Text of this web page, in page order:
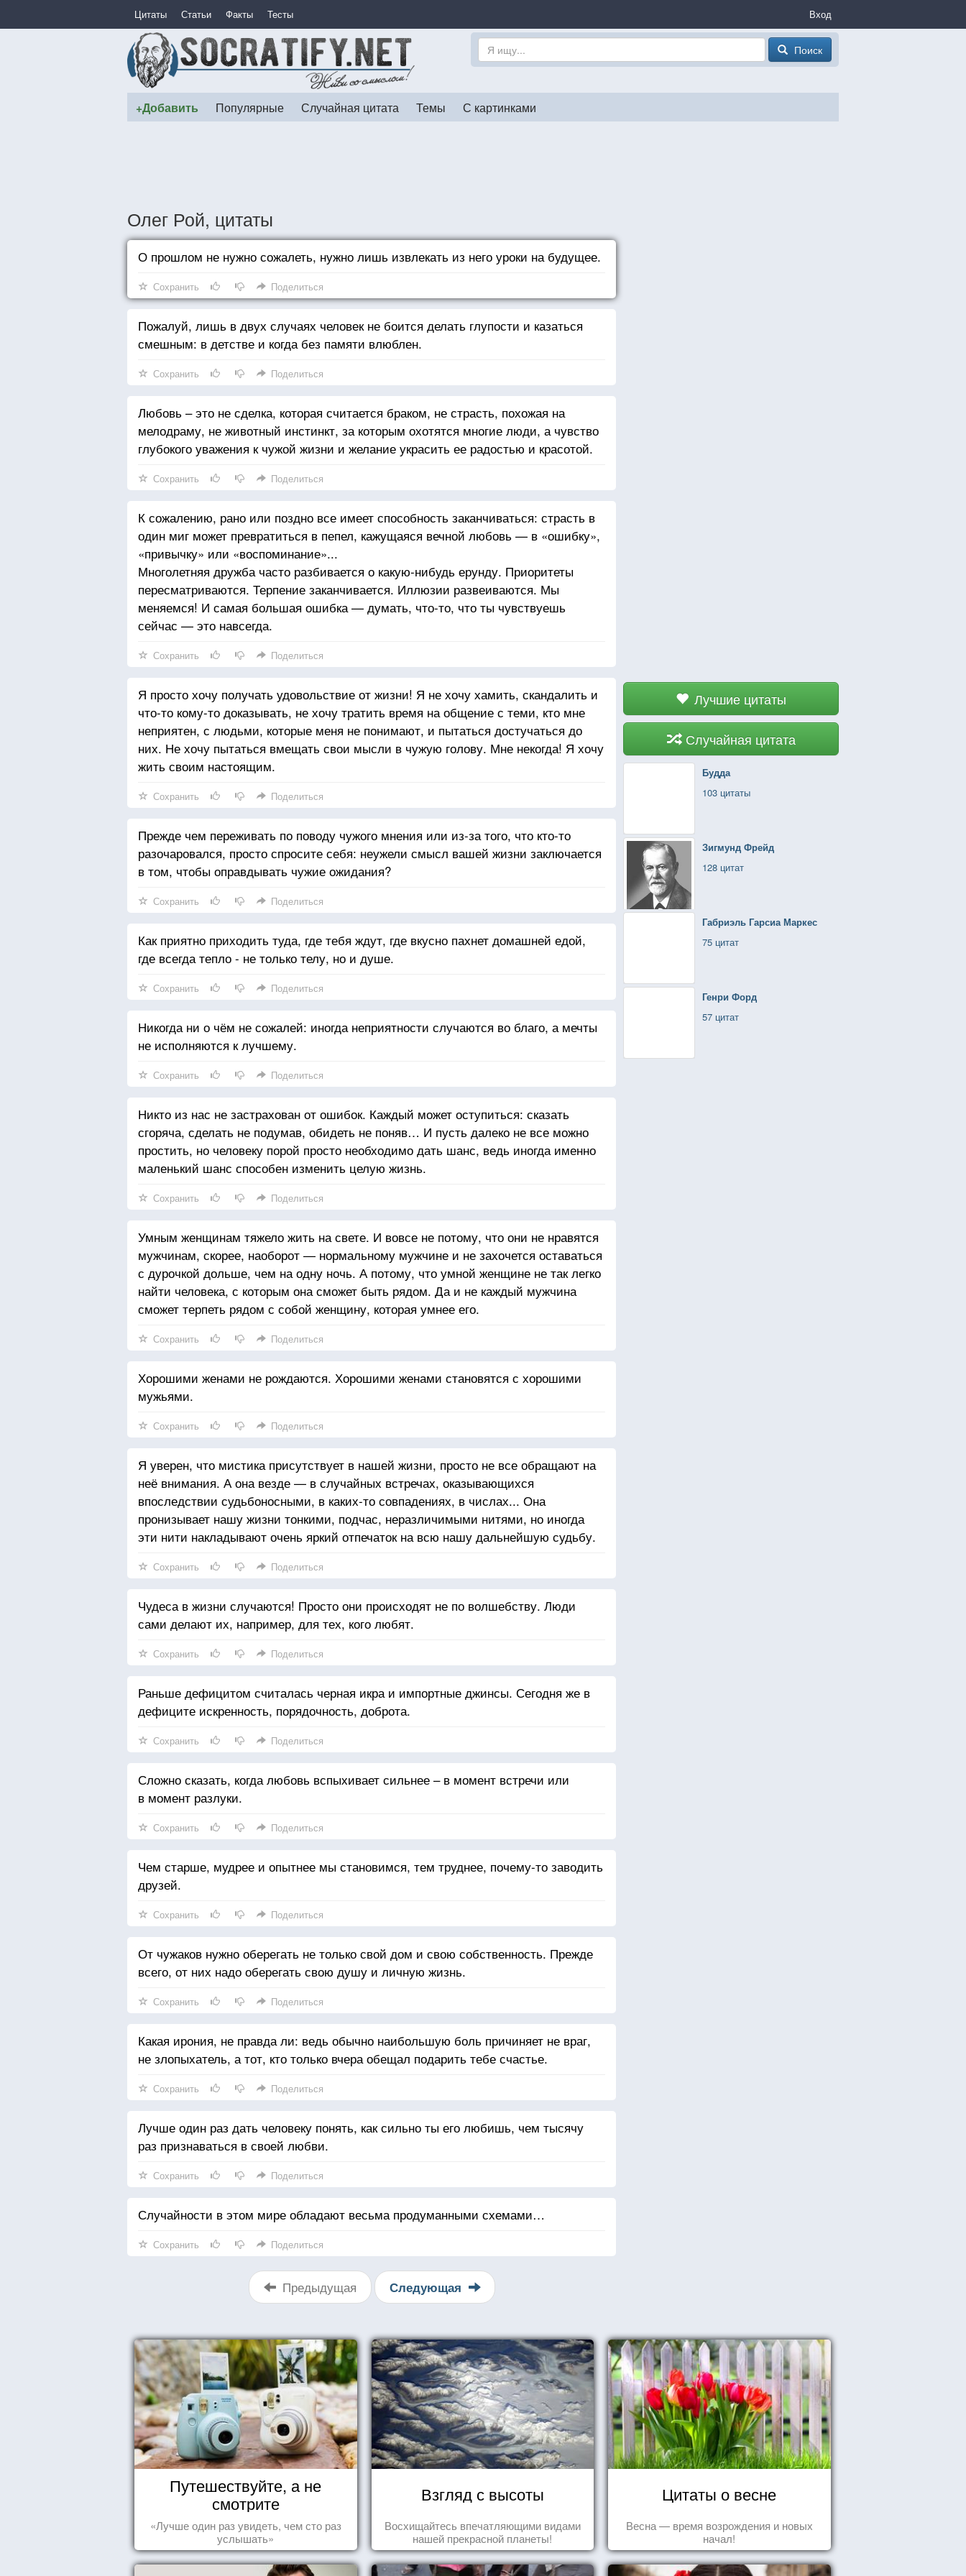
Цитаты Статьи Факты Тесты Вход
Поиск
+Добавить Популярные Случайная цитата Темы С картинками
Олег Рой, цитаты
Лучшие цитаты
Случайная цитата
Будда
103 цитаты
Зигмунд Фрейд
128 цитат
Габриэль Гарсиа Маркес
75 цитат
Генри Форд
57 цитат
О прошлом не нужно сожалеть, нужно лишь извлекать из него уроки на будущее.
Сохранить Поделиться
Пожалуй, лишь в двух случаях человек не боится делать глупости и казаться
смешным: в детстве и когда без памяти влюблен.
Сохранить Поделиться
Любовь – это не сделка, которая считается браком, не страсть, похожая на
мелодраму, не животный инстинкт, за которым охотятся многие люди, а чувство
глубокого уважения к чужой жизни и желание украсить ее радостью и красотой.
Сохранить Поделиться
К сожалению, рано или поздно все имеет способность заканчиваться: страсть в
один миг может превратиться в пепел, кажущаяся вечной любовь — в «ошибку»,
«привычку» или «воспоминание»...
Многолетняя дружба часто разбивается о какую-нибудь ерунду. Приоритеты
пересматриваются. Терпение заканчивается. Иллюзии развеиваются. Мы
меняемся! И самая большая ошибка — думать, что-то, что ты чувствуешь
сейчас — это навсегда.
Сохранить Поделиться
Я просто хочу получать удовольствие от жизни! Я не хочу хамить, скандалить и
что-то кому-то доказывать, не хочу тратить время на общение с теми, кто мне
неприятен, с людьми, которые меня не понимают, и пытаться достучаться до
них. Не хочу пытаться вмещать свои мысли в чужую голову. Мне некогда! Я хочу
жить своим настоящим.
Сохранить Поделиться
Прежде чем переживать по поводу чужого мнения или из-за того, что кто-то
разочаровался, просто спросите себя: неужели смысл вашей жизни заключается
в том, чтобы оправдывать чужие ожидания?
Сохранить Поделиться
Как приятно приходить туда, где тебя ждут, где вкусно пахнет домашней едой,
где всегда тепло - не только телу, но и душе.
Сохранить Поделиться
Никогда ни о чём не сожалей: иногда неприятности случаются во благо, а мечты
не исполняются к лучшему.
Сохранить Поделиться
Никто из нас не застрахован от ошибок. Каждый может оступиться: сказать
сгоряча, сделать не подумав, обидеть не поняв… И пусть далеко не все можно
простить, но человеку порой просто необходимо дать шанс, ведь иногда именно
маленький шанс способен изменить целую жизнь.
Сохранить Поделиться
Умным женщинам тяжело жить на свете. И вовсе не потому, что они не нравятся
мужчинам, скорее, наоборот — нормальному мужчине и не захочется оставаться
с дурочкой дольше, чем на одну ночь. А потому, что умной женщине не так легко
найти человека, с которым она сможет быть рядом. Да и не каждый мужчина
сможет терпеть рядом с собой женщину, которая умнее его.
Сохранить Поделиться
Хорошими женами не рождаются. Хорошими женами становятся с хорошими
мужьями.
Сохранить Поделиться
Я уверен, что мистика присутствует в нашей жизни, просто не все обращают на
неё внимания. А она везде — в случайных встречах, оказывающихся
впоследствии судьбоносными, в каких-то совпадениях, в числах... Она
пронизывает нашу жизни тонкими, подчас, неразличимыми нитями, но иногда
эти нити накладывают очень яркий отпечаток на всю нашу дальнейшую судьбу.
Сохранить Поделиться
Чудеса в жизни случаются! Просто они происходят не по волшебству. Люди
сами делают их, например, для тех, кого любят.
Сохранить Поделиться
Раньше дефицитом считалась черная икра и импортные джинсы. Сегодня же в
дефиците искренность, порядочность, доброта.
Сохранить Поделиться
Сложно сказать, когда любовь вспыхивает сильнее – в момент встречи или
в момент разлуки.
Сохранить Поделиться
Чем старше, мудрее и опытнее мы становимся, тем труднее, почему-то заводить
друзей.
Сохранить Поделиться
От чужаков нужно оберегать не только свой дом и свою собственность. Прежде
всего, от них надо оберегать свою душу и личную жизнь.
Сохранить Поделиться
Какая ирония, не правда ли: ведь обычно наибольшую боль причиняет не враг,
не злопыхатель, а тот, кто только вчера обещал подарить тебе счастье.
Сохранить Поделиться
Лучше один раз дать человеку понять, как сильно ты его любишь, чем тысячу
раз признаваться в своей любви.
Сохранить Поделиться
Случайности в этом мире обладают весьма продуманными схемами…
Сохранить Поделиться
Предыдущая Следующая
Путешествуйте, а не
смотрите
«Лучше один раз увидеть, чем сто раз
услышать»
Взгляд с высоты
Восхищайтесь впечатляющими видами
нашей прекрасной планеты!
Цитаты о весне
Весна — время возрождения и новых
начал!